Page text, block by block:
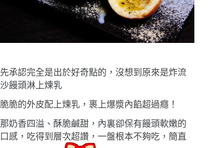
先承認完全是出於好奇點的，沒想到原來是炸流
沙饅頭淋上煉乳
脆脆的外皮配上煉乳，裹上爆漿內餡超過癮！
那奶香四溢、酥脆鹹甜，內裏卻保有饅頭軟嫩的
口感，吃得到層次超讚，一盤根本不夠吃，簡直